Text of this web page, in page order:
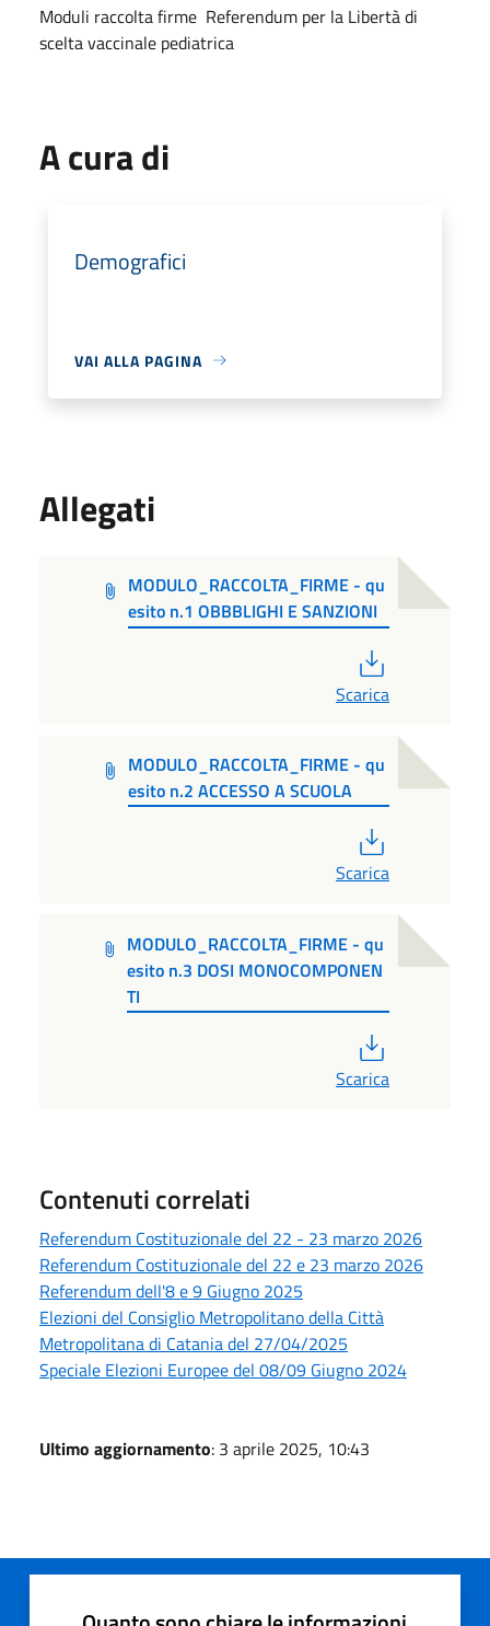
Moduli raccolta firme Referendum per la Libertà di
scelta vaccinale pediatrica
A cura di
Demografici
VAI ALLA PAGINA
Allegati
MODULO_RACCOLTA_FIRME - qu
esito n.1 OBBBLIGHI E SANZIONI
Scarica
MODULO_RACCOLTA_FIRME - qu
esito n.2 ACCESSO A SCUOLA
Scarica
MODULO_RACCOLTA_FIRME - qu
esito n.3 DOSI MONOCOMPONEN
TI
Scarica
Contenuti correlati
Referendum Costituzionale del 22 - 23 marzo 2026
Referendum Costituzionale del 22 e 23 marzo 2026
Referendum dell'8 e 9 Giugno 2025
Elezioni del Consiglio Metropolitano della Città
Metropolitana di Catania del 27/04/2025
Speciale Elezioni Europee del 08/09 Giugno 2024
Ultimo aggiornamento: 3 aprile 2025, 10:43